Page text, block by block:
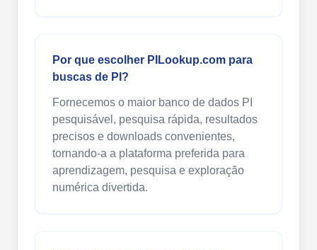
Por que escolher PILookup.com para
buscas de PI?
Fornecemos o maior banco de dados PI
pesquisável, pesquisa rápida, resultados
precisos e downloads convenientes,
tornando-a a plataforma preferida para
aprendizagem, pesquisa e exploração
numérica divertida.